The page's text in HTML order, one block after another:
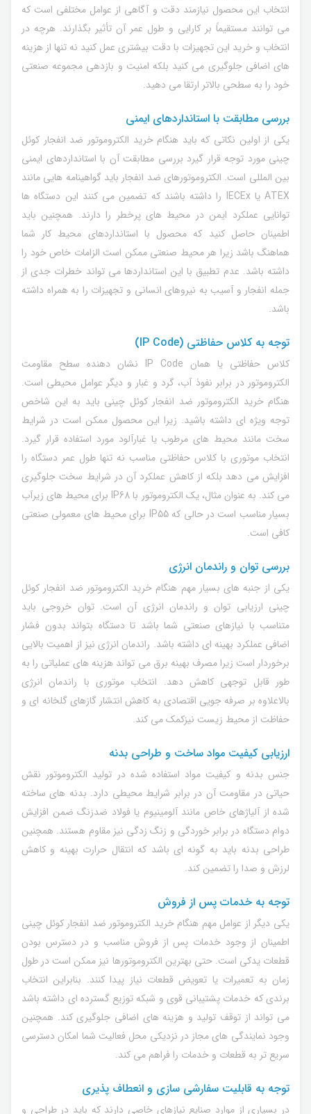
انتخاب این محصول نیازمند دقت و آگاهی از عوامل مختلفی است که
می توانند مستقیماً بر کارایی و طول عمر آن تأثیر بگذارند. هرچه در
انتخاب و خرید این تجهیزات با دقت بیشتری عمل کنید نه تنها از هزینه
های اضافی جلوگیری می کنید بلکه امنیت و بازدهی مجموعه صنعتی
خود را به سطحی بالاتر ارتقا می دهید.
بررسی مطابقت با استانداردهای ایمنی
یکی از اولین نکاتی که باید هنگام خرید الکتروموتور ضد انفجار کوئل
چینی مورد توجه قرار گیرد بررسی مطابقت آن با استانداردهای ایمنی
بین المللی است. الکتروموتورهای ضد انفجار باید گواهینامه هایی مانند
ATEX یا IECEx را داشته باشند که تضمین می کنند این دستگاه ها
توانایی عملکرد ایمن در محیط های پرخطر را دارند. همچنین باید
اطمینان حاصل کنید که محصول با استانداردهای محیط کار شما
هماهنگ باشد زیرا هر محیط صنعتی ممکن است الزامات خاص خود را
داشته باشد. عدم تطبیق با این استانداردها می تواند خطرات جدی از
جمله انفجار و آسیب به نیروهای انسانی و تجهیزات را به همراه داشته
باشد.
توجه به کلاس حفاظتی (IP Code)
کلاس حفاظتی یا همان IP Code نشان دهنده سطح مقاومت
الکتروموتور در برابر نفوذ آب، گرد و غبار و دیگر عوامل محیطی است.
هنگام خرید الکتروموتور ضد انفجار کوئل چینی باید به این شاخص
توجه ویژه ای داشته باشید. زیرا این محصول ممکن است در شرایط
سخت مانند محیط های مرطوب یا غبارآلود مورد استفاده قرار گیرد.
انتخاب موتوری با کلاس حفاظتی مناسب نه تنها طول عمر دستگاه را
افزایش می دهد بلکه از کاهش عملکرد آن در شرایط سخت جلوگیری
می کند. به عنوان مثال، یک الکتروموتور با IP68 برای محیط های زیرآب
بسیار مناسب است در حالی که IP55 برای محیط های معمولی صنعتی
کافی است.
بررسی توان و راندمان انرژی
یکی از جنبه های بسیار مهم هنگام خرید الکتروموتور ضد انفجار کوئل
چینی ارزیابی توان و راندمان انرژی آن است. توان خروجی باید
متناسب با نیازهای صنعتی شما باشد تا دستگاه بتواند بدون فشار
اضافی عملکرد بهینه ای داشته باشد. راندمان انرژی نیز از اهمیت بالایی
برخوردار است زیرا مصرف بهینه برق می تواند هزینه های عملیاتی را به
طور قابل توجهی کاهش دهد. انتخاب موتوری با راندمان انرژی
بالاعلاوه بر صرفه جویی اقتصادی به کاهش انتشار گازهای گلخانه ای و
حفاظت از محیط زیست نیزکمک می کند.
ارزیابی کیفیت مواد ساخت و طراحی بدنه
جنس بدنه و کیفیت مواد استفاده شده در تولید الکتروموتور نقش
حیاتی در مقاومت آن در برابر شرایط محیطی دارد. بدنه های ساخته
شده از آلیاژهای خاص مانند آلومینیوم یا فولاد ضدزنگ ضمن افزایش
دوام دستگاه در برابر خوردگی و زنگ زدگی نیز مقاوم هستند. همچنین
طراحی بدنه باید به گونه ای باشد که انتقال حرارت بهینه و کاهش
لرزش و صدا را تضمین کند.
توجه به خدمات پس از فروش
یکی دیگر از عوامل مهم هنگام خرید الکتروموتور ضد انفجار کوئل چینی
اطمینان از وجود خدمات پس از فروش مناسب و در دسترس بودن
قطعات یدکی است. حتی بهترین الکتروموتورها نیز ممکن است در طول
زمان به تعمیرات یا تعویض قطعات نیاز پیدا کنند. بنابراین انتخاب
برندی که خدمات پشتیبانی قوی و شبکه توزیع گسترده ای داشته باشد
می تواند از توقف تولید و هزینه های اضافی جلوگیری کند. همچنین
وجود نمایندگی های مجاز در نزدیکی محل فعالیت شما امکان دسترسی
سریع تر به قطعات و خدمات را فراهم می کند.
توجه به قابلیت سفارشی سازی و انعطاف پذیری
در بسیاری از موارد صنایع نیازهای خاصی دارند که باید در طراحی و